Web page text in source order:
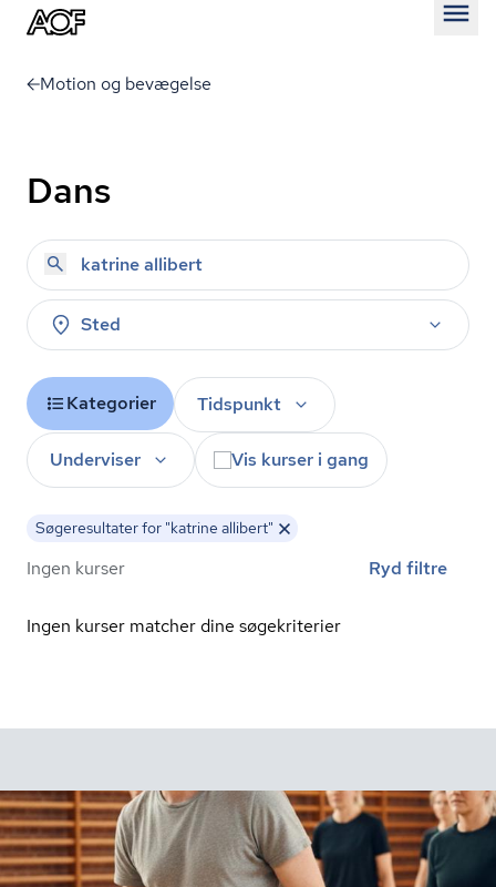
Motion og bevægelse
Dans
Sted
Kategorier Tidspunkt
Underviser Vis kurser i gang
Søgeresultater for "katrine allibert"
Ingen kurser Ryd filtre
Ingen kurser matcher dine søgekriterier